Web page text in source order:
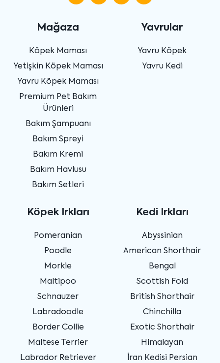
Mağaza
Köpek Maması
Yetişkin Köpek Maması
Yavru Köpek Maması
Premium Pet Bakım
Ürünleri
Bakım Şampuanı
Bakım Spreyi
Bakım Kremi
Bakım Havlusu
Bakım Setleri
Yavrular
Yavru Köpek
Yavru Kedi
Köpek Irkları
Pomeranian
Poodle
Morkie
Maltipoo
Schnauzer
Labradoodle
Border Collie
Maltese Terrier
Labrador Retriever
Kedi Irkları
Abyssinian
American Shorthair
Bengal
Scottish Fold
British Shorthair
Chinchilla
Exotic Shorthair
Himalayan
İran Kedisi Persian